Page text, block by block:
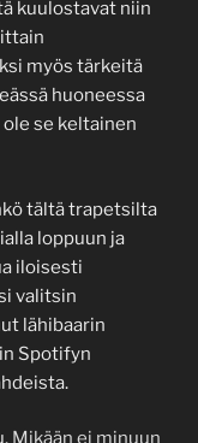
kuulostavat niin
myös tärkeitä
huoneessa
se keltainen
tältä trapetsilta
loppuun ja
iloisesti
valitsin
lähibaarin
Spotifyn
Mikään ei minuun